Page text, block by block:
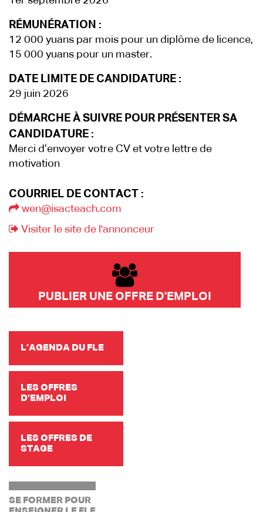
RÉMUNÉRATION :
12 000 yuans par mois pour un diplôme de licence,
15 000 yuans pour un master.
DATE LIMITE DE CANDIDATURE :
29 juin 2026
DÉMARCHE À SUIVRE POUR PRÉSENTER SA
CANDIDATURE :
Merci d’envoyer votre CV et votre lettre de
motivation
COURRIEL DE CONTACT :
wen@isacteach.com
Visiter le site de l'annonceur
PUBLIER UNE OFFRE D'EMPLOI
L’AGENDA DU FLE
LES OFFRES
D'EMPLOI
LES OFFRES DE
STAGE
SE FORMER POUR